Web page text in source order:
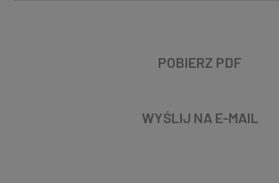
POBIERZ PDF
WYŚLIJ NA E-MAIL